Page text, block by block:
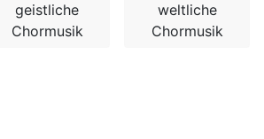
geistliche
Chormusik
weltliche
Chormusik